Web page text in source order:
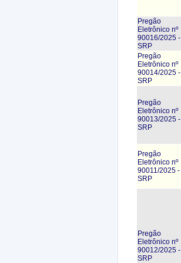
Pregão
Eletrônico nº
90016/2025 -
SRP
Pregão
Eletrônico nº
90014/2025 -
SRP
Pregão
Eletrônico nº
90013/2025 -
SRP
Pregão
Eletrônico nº
90011/2025 -
SRP
Pregão
Eletrônico nº
90012/2025 -
SRP